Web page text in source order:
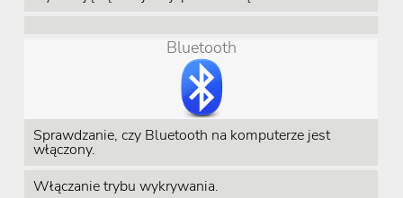
Bluetooth
Sprawdzanie, czy Bluetooth na komputerze jest
włączony.
Włączanie trybu wykrywania.